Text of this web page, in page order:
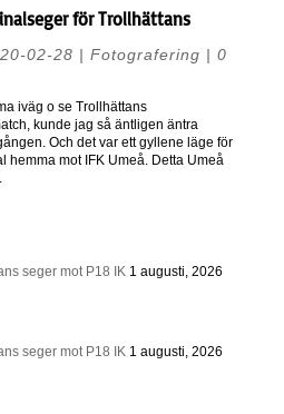
för Trollhättans
02-28 | Fotografering | 0
iväg o se Trollhättans
kunde jag så äntligen äntra
Och det var ett gyllene läge för
hemma mot IFK Umeå. Detta Umeå
seger mot P18 IK 1 augusti, 2026
seger mot P18 IK 1 augusti, 2026